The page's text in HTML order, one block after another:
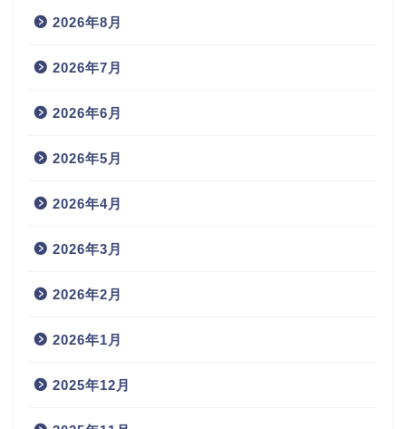
2026年8月
2026年7月
2026年6月
2026年5月
2026年4月
2026年3月
2026年2月
2026年1月
2025年12月